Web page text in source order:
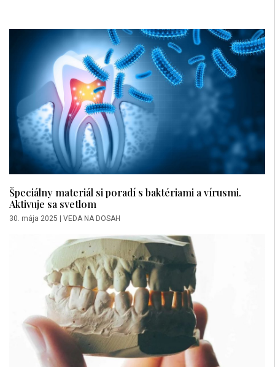
Špeciálny materiál si poradí s baktériami a vírusmi.
Aktivuje sa svetlom
30. mája 2025 | VEDA NA DOSAH